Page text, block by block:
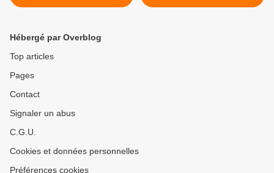
que Corse-Matin aurait pu
Congo-Sassou >
Hébergé par Overblog
Top articles
Pages
Contact
Signaler un abus
C.G.U.
Cookies et données personnelles
Préférences cookies